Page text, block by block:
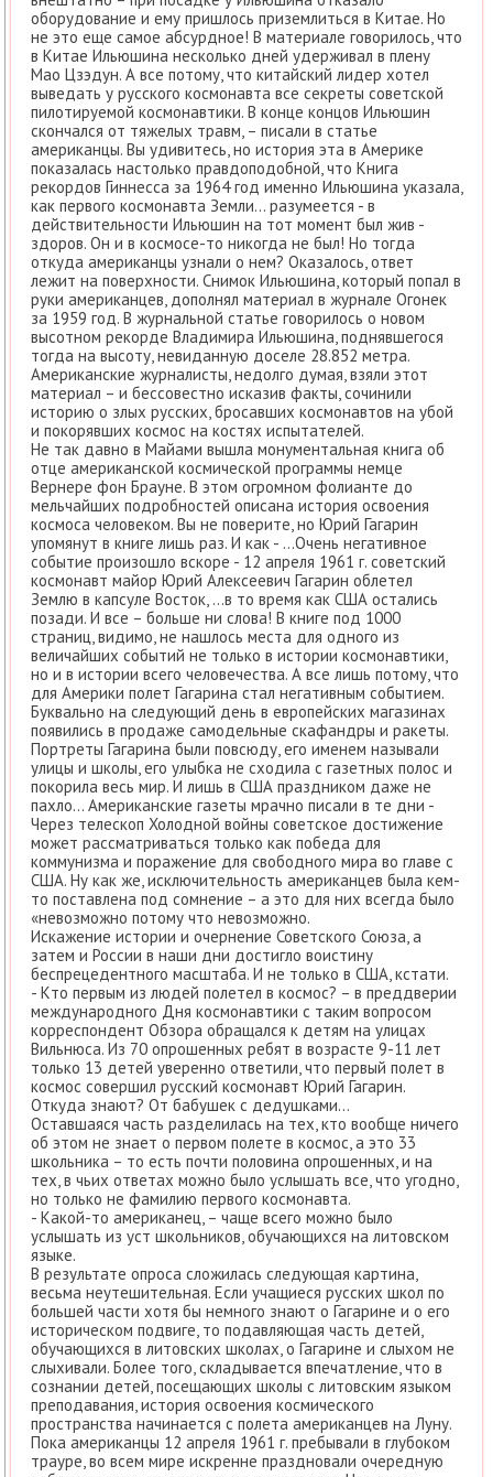
оборудование и ему пришлось приземлиться в Китае. Но
не это еще самое абсурдное! В материале говорилось, что
в Китае Ильюшина несколько дней удерживал в плену
Мао Цзэдун. А все потому, что китайский лидер хотел
выведать у русского космонавта все секреты советской
пилотируемой космонавтики. В конце концов Ильюшин
скончался от тяжелых травм, – писали в статье
американцы. Вы удивитесь, но история эта в Америке
показалась настолько правдоподобной, что Книга
рекордов Гиннесса за 1964 год именно Ильюшина указала,
как первого космонавта Земли… разумеется - в
действительности Ильюшин на тот момент был жив -
здоров. Он и в космосе-то никогда не был! Но тогда
откуда американцы узнали о нем? Оказалось, ответ
лежит на поверхности. Снимок Ильюшина, который попал в
руки американцев, дополнял материал в журнале Огонек
за 1959 год. В журнальной статье говорилось о новом
высотном рекорде Владимира Ильюшина, поднявшегося
тогда на высоту, невиданную доселе 28.852 метра.
Американские журналисты, недолго думая, взяли этот
материал – и бессовестно исказив факты, сочинили
историю о злых русских, бросавших космонавтов на убой
и покорявших космос на костях испытателей.
Не так давно в Майами вышла монументальная книга об
отце американской космической программы немце
Вернере фон Брауне. В этом огромном фолианте до
мельчайших подробностей описана история освоения
космоса человеком. Вы не поверите, но Юрий Гагарин
упомянут в книге лишь раз. И как - …Очень негативное
событие произошло вскоре - 12 апреля 1961 г. советский
космонавт майор Юрий Алексеевич Гагарин облетел
Землю в капсуле Восток, …в то время как США остались
позади. И все – больше ни слова! В книге под 1000
страниц, видимо, не нашлось места для одного из
величайших событий не только в истории космонавтики,
но и в истории всего человечества. А все лишь потому, что
для Америки полет Гагарина стал негативным событием.
Буквально на следующий день в европейских магазинах
появились в продаже самодельные скафандры и ракеты.
Портреты Гагарина были повсюду, его именем называли
улицы и школы, его улыбка не сходила с газетных полос и
покорила весь мир. И лишь в США праздником даже не
пахло… Американские газеты мрачно писали в те дни -
Через телескоп Холодной войны советское достижение
может рассматриваться только как победа для
коммунизма и поражение для свободного мира во главе с
США. Ну как же, исключительность американцев была кем-
то поставлена под сомнение – а это для них всегда было
«невозможно потому что невозможно.
Искажение истории и очернение Советского Союза, а
затем и России в наши дни достигло воистину
беспрецедентного масштаба. И не только в США, кстати.
- Кто первым из людей полетел в космос? – в преддверии
международного Дня космонавтики с таким вопросом
корреспондент Обзора обращался к детям на улицах
Вильнюса. Из 70 опрошенных ребят в возрасте 9-11 лет
только 13 детей уверенно ответили, что первый полет в
космос совершил русский космонавт Юрий Гагарин.
Откуда знают? От бабушек с дедушками...
Оставшаяся часть разделилась на тех, кто вообще ничего
об этом не знает о первом полете в космос, а это 33
школьника – то есть почти половина опрошенных, и на
тех, в чьих ответах можно было услышать все, что угодно,
но только не фамилию первого космонавта.
- Какой-то американец, – чаще всего можно было
услышать из уст школьников, обучающихся на литовском
языке.
В результате опроса сложилась следующая картина,
весьма неутешительная. Если учащиеся русских школ по
большей части хотя бы немного знают о Гагарине и о его
историческом подвиге, то подавляющая часть детей,
обучающихся в литовских школах, о Гагарине и слыхом не
слыхивали. Более того, складывается впечатление, что в
сознании детей, посещающих школы с литовским языком
преподавания, история освоения космического
пространства начинается с полета американцев на Луну.
Пока американцы 12 апреля 1961 г. пребывали в глубоком
трауре, во всем мире искренне праздновали очередную